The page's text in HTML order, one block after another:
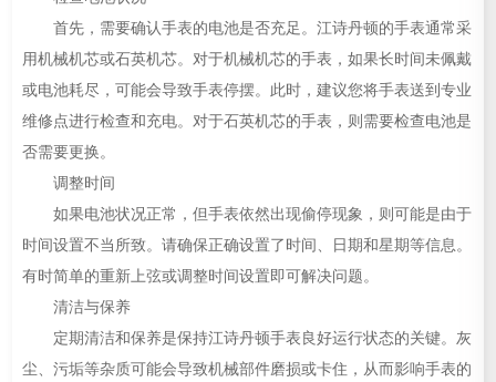
首先，需要确认手表的电池是否充足。江诗丹顿的手表通常采
用机械机芯或石英机芯。对于机械机芯的手表，如果长时间未佩戴
或电池耗尽，可能会导致手表停摆。此时，建议您将手表送到专业
维修点进行检查和充电。对于石英机芯的手表，则需要检查电池是
否需要更换。
调整时间
如果电池状况正常，但手表依然出现偷停现象，则可能是由于
时间设置不当所致。请确保正确设置了时间、日期和星期等信息。
有时简单的重新上弦或调整时间设置即可解决问题。
清洁与保养
定期清洁和保养是保持江诗丹顿手表良好运行状态的关键。灰
尘、污垢等杂质可能会导致机械部件磨损或卡住，从而影响手表的